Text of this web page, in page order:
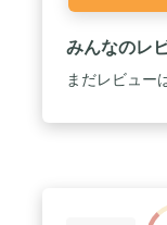
みんなのレ
まだレビュー